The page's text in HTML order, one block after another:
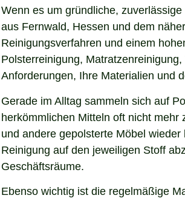
Wenn es um gründliche,
aus Fernwald, Hessen und dem
Reinigungsverfahren und einem
Polsterreinigung,
Anforderungen, Ihre Materialien und
Gerade im Alltag sammeln sich auf
herkömmlichen Mitteln oft nicht
und andere gepolsterte Möbel
Reinigung auf den jeweiligen Stoff
Geschäftsräume.
Ebenso wichtig ist die regelmäßige